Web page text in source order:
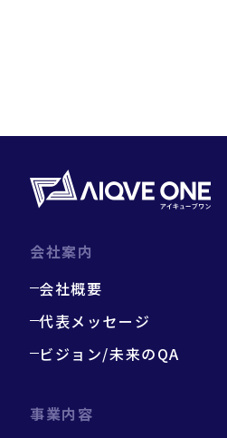
会社案内
会社概要
代表メッセージ
ビジョン/未来のQA
事業内容